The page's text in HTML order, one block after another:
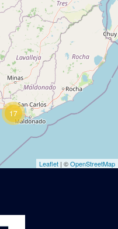
17
Leaflet | ©OpenStreetMap